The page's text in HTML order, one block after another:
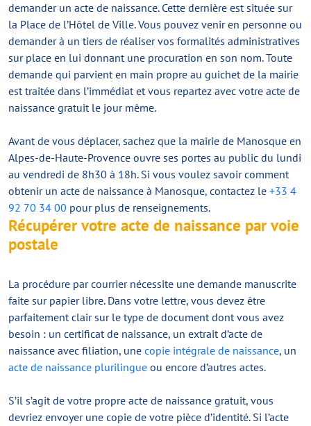
demander un acte de naissance. Cette dernière est située sur
la Place de l’Hôtel de Ville. Vous pouvez venir en personne ou
demander à un tiers de réaliser vos formalités administratives
sur place en lui donnant une procuration en son nom. Toute
demande qui parvient en main propre au guichet de la mairie
est traitée dans l’immédiat et vous repartez avec votre acte de
naissance gratuit le jour même.
Avant de vous déplacer, sachez que la mairie de Manosque en
Alpes-de-Haute-Provence ouvre ses portes au public du lundi
au vendredi de 8h30 à 18h. Si vous voulez savoir comment
obtenir un acte de naissance à Manosque, contactez le +33 4
92 70 34 00 pour plus de renseignements.
Récupérer votre acte de naissance par voie
postale
La procédure par courrier nécessite une demande manuscrite
faite sur papier libre. Dans votre lettre, vous devez être
parfaitement clair sur le type de document dont vous avez
besoin : un certificat de naissance, un extrait d’acte de
naissance avec filiation, une copie intégrale de naissance, un
acte de naissance plurilingue ou encore d’autres actes.
S’il s’agit de votre propre acte de naissance gratuit, vous
devriez envoyer une copie de votre pièce d’identité. Si l’acte